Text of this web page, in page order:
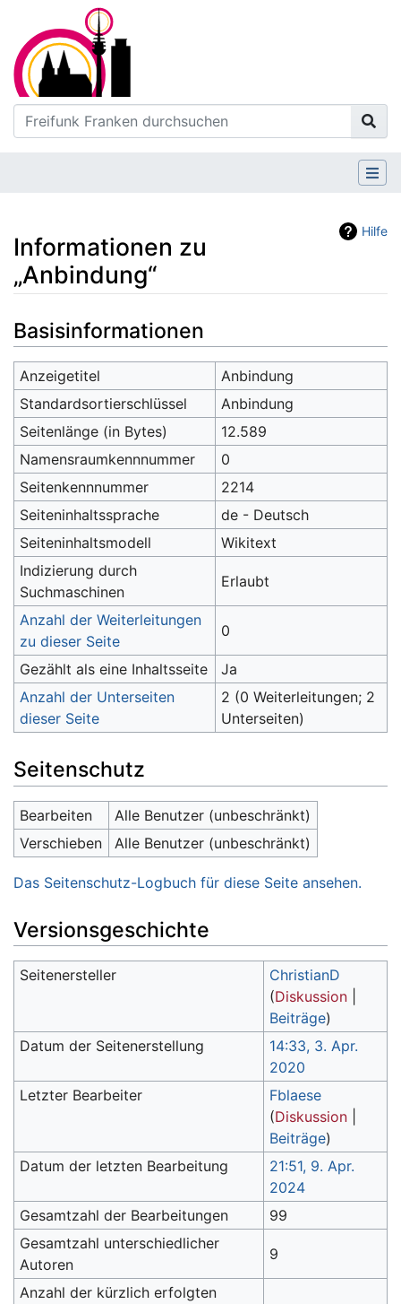
Hilfe
Informationen zu
„Anbindung“
Wechseln zu: Navigation
Basisinformationen
Anzeigetitel
Anbindung
Standardsortierschlüssel
Anbindung
Seitenlänge (in Bytes)
12.589
Namensraumkennnummer
0
Seitenkennnummer
2214
Seiteninhaltssprache
de - Deutsch
Seiteninhaltsmodell
Wikitext
Indizierung durch
Suchmaschinen
Erlaubt
Anzahl der Weiterleitungen
zu dieser Seite
0
Gezählt als eine Inhaltsseite
Ja
Anzahl der Unterseiten
dieser Seite
2 (0 Weiterleitungen; 2
Unterseiten)
Seitenschutz
Bearbeiten
Alle Benutzer (unbeschränkt)
Verschieben
Alle Benutzer (unbeschränkt)
Das Seitenschutz-Logbuch für diese Seite ansehen.
Versionsgeschichte
Seitenersteller
ChristianD
(Diskussion
Beiträge)
Datum der Seitenerstellung
14:33, 3. Apr.
2020
Letzter Bearbeiter
Fblaese
(Diskussion
Beiträge)
Datum der letzten Bearbeitung
21:51, 9. Apr.
2024
Gesamtzahl der Bearbeitungen
99
Gesamtzahl unterschiedlicher
Autoren
9
Anzahl der kürzlich erfolgten